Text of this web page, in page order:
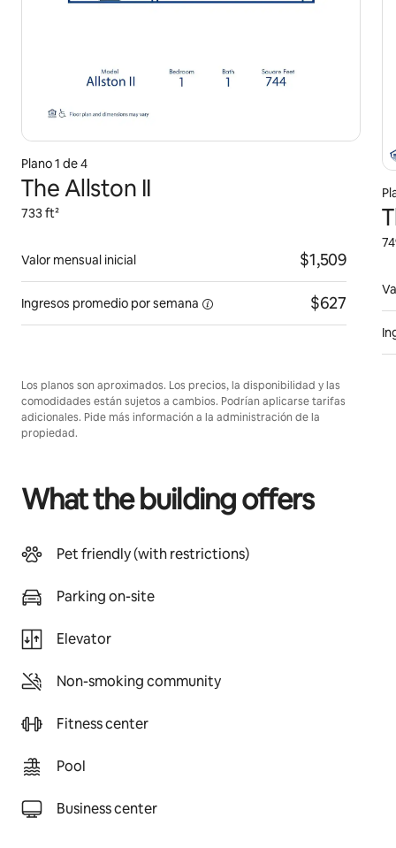
Plano 1 de 4
The Allston II
733 ft²
Valor mensual inicial $1,509
Ingresos promedio por semana $627
Los planos son aproximados. Los precios, la disponibilidad y las
comodidades están sujetos a cambios. Podrían aplicarse tarifas
adicionales. Pide más información a la administración de la
propiedad.
What the building offers
Pet friendly (with restrictions)
Parking on-site
Elevator
Non-smoking community
Fitness center
Pool
Business center